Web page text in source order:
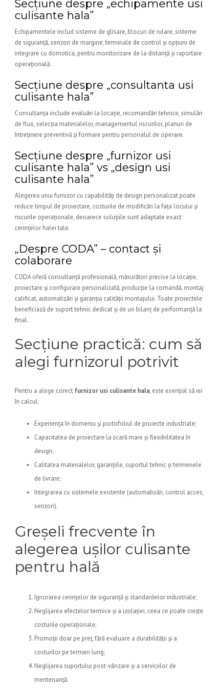
Secțiune despre „echipamente usi
culisante hala”
Echipamentele includ sisteme de glisare, blocuri de rulare, sisteme
de siguranță, senzori de margine, terminale de control și opțiuni de
integrare cu domotica, pentru monitorizare de la distanță și raportare
operațională.
Secțiune despre „consultanta usi
culisante hala”
Consultanța include evaluări la locație, recomandări tehnice, simulări
de flux, selecția materialelor, managementul riscurilor, planuri de
întreținere preventivă și formare pentru personalul de operare.
Secțiune despre „furnizor usi
culisante hala” vs „design usi
culisante hala”
Alegerea unui furnizor cu capabilități de design personalizat poate
reduce timpul de proiectare, costurile de modificări la fața locului și
riscurile operaționale, deoarece soluțiile sunt adaptate exact
cerințelor halei tale.
„Despre CODA” – contact și
colaborare
CODA oferă consultanță profesională, măsurători precise la locație,
proiectare și configurare personalizată, producție la comandă, montaj
calificat, automatizări și garanția calității montajului. Toate proiectele
beneficiază de suport tehnic dedicat și de un bilanț de performanță la
final.
Secțiune practică: cum să
alegi furnizorul potrivit
Pentru a alege corect furnizor usi culisante hala, este esențial să iei
în calcul:
Experiența în domeniu și portofoliul de proiecte industriale;
Capacitatea de proiectare la scară mare și flexibilitatea în
design;
Calitatea materialelor, garanțiile, suportul tehnic și termenele
de livrare;
Integrarea cu sistemele existente (automatisări, control acces,
senzori).
Greșeli frecvente în
alegerea ușilor culisante
pentru hală
Ignorarea cerințelor de siguranță și standardelor industriale;
Neglijarea efectelor termice și a izolației, ceea ce poate crește
costurile operaționale;
Promoții doar pe preț, fără evaluare a durabilității și a
costurilor pe termen lung;
Neglijarea suportului post-vânzare și a serviciilor de
mentenanță.